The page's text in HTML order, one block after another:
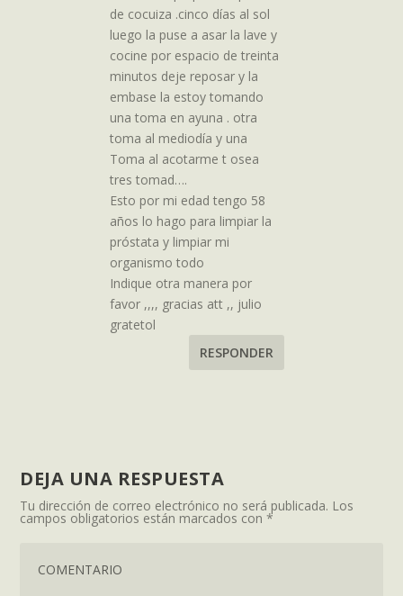
de cocuiza .cinco días al sol
luego la puse a asar la lave y
cocine por espacio de treinta
minutos deje reposar y la
embase la estoy tomando
una toma en ayuna . otra
toma al mediodía y una
Toma al acotarme t osea
tres tomad….
Esto por mi edad tengo 58
años lo hago para limpiar la
próstata y limpiar mi
organismo todo
Indique otra manera por
favor ,,,, gracias att ,, julio
gratetol
RESPONDER
DEJA UNA RESPUESTA
Tu dirección de correo electrónico no será publicada. Los
campos obligatorios están marcados con*